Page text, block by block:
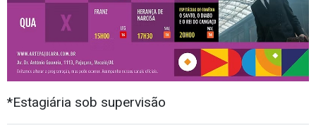
*Estagiária sob supervisão